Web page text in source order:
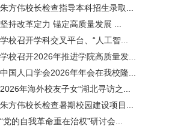
朱方伟校长检查指导本科招生录取...
坚持改革定力 锚定高质量发展 ...
学校召开学科交叉平台、“人工智...
学校召开2026年推进学院高质量发...
中国人口学会2026年年会在我校隆...
2026年海外校友子女“湖北寻访之...
朱方伟校长检查暑期校园建设项目...
“党的自我革命重在治权”研讨会...